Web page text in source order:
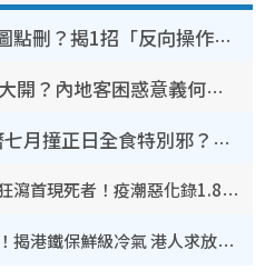
WhatsApp預設貼圖點刪？揭1招「反向操作」還原簡潔介面 附3步實測教學
香港山邊鐵閘邊門大開？內地客困惑意義何在！網民神回覆：呢種叫法理性防禦
鬼門開2026｜農曆七月撞正日全食特別邪？專家警告切忌做一事！揭4大禁忌+2招保平安
奪命寄生蟲｜食生菜狂瀉首現死者！疫潮惡化錄1.8萬宗病例 揭洗菜3大謬誤
內地客歎港人唔識老！揭港鐵保鮮級冷氣 港人求放過：咪投訴